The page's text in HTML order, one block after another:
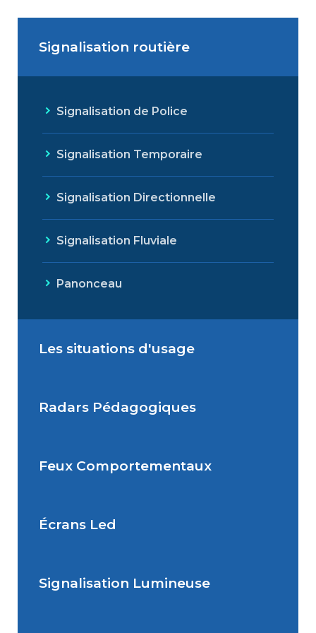
Signalisation routière
Signalisation de Police
Signalisation Temporaire
Signalisation Directionnelle
Signalisation Fluviale
Panonceau
Les situations d'usage
Situations de signalisation
Situations de signalisation
Radars Pédagogiques
Radar Pédagogique
Feux Comportementaux
Feu Comportemental
Écrans Led
Écran Géant Extérieur Led
Signalisation Lumineuse